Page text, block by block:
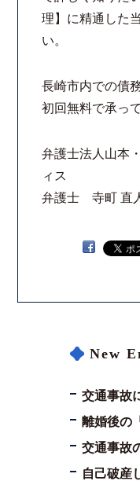
理】に精通した
い。
長崎市内での債
初回無料で承っ
弁護士法人山本
ィス
弁護士 寺町 直
New
交通事故
離婚後の
交通事故
自己破産